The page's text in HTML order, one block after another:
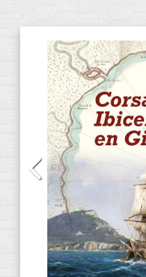
CATEGORÍAS
Audiolibros
CD (2)
E-Books(31)